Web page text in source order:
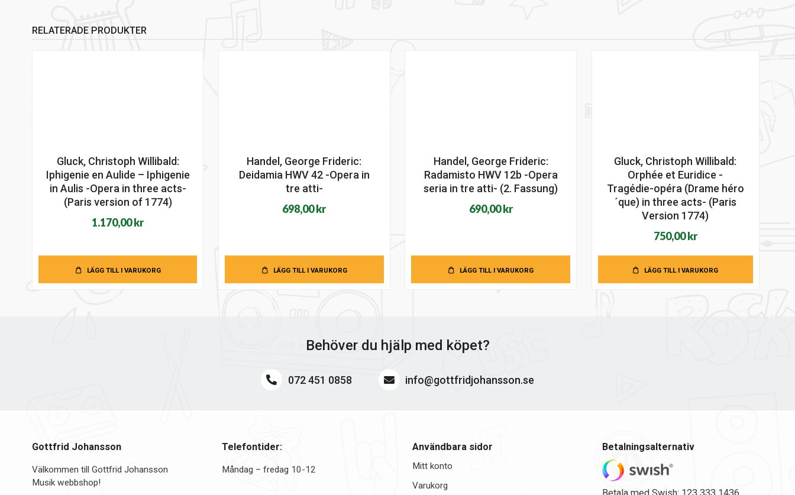
RELATERADE PRODUKTER
Gluck, Christoph Willibald:
Iphigenie en Aulide – Iphigenie
in Aulis -Opera in three acts-
(Paris version of 1774)
1.170,00kr
LÄGG TILL I VARUKORG
Handel, George Frideric:
Deidamia HWV 42 -Opera in
tre atti-
698,00kr
LÄGG TILL I VARUKORG
Handel, George Frideric:
Radamisto HWV 12b -Opera
seria in tre atti- (2. Fassung)
690,00kr
LÄGG TILL I VARUKORG
Gluck, Christoph Willibald:
Orphée et Euridice -
Tragédie-opéra (Drame héro
´que) in three acts- (Paris
Version 1774)
750,00kr
LÄGG TILL I VARUKORG
Behöver du hjälp med köpet?
072 451 0858 info@gottfridjohansson.se
Gottfrid Johansson
Välkommen till Gottfrid Johansson
Musik webbshop!
Telefontider:
Måndag – fredag 10-12
Användbara sidor
Mitt konto
Varukorg
Betalningsalternativ